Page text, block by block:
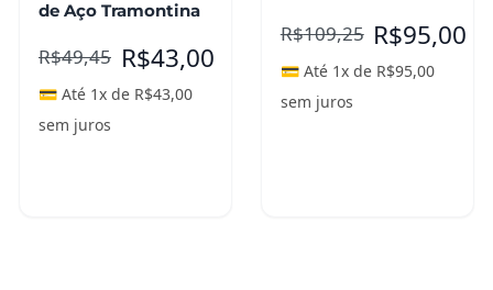
de Aço Tramontina
R$49,45 R$43,00
💳 Até 1x de R$43,00
sem juros
R$109,25 R$95,00
💳 Até 1x de R$95,00
sem juros